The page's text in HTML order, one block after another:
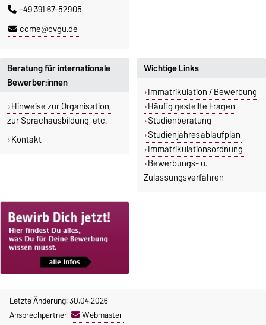
+49 391 67-52905
come@ovgu.de
Wichtige Links
Immatrikulation / Bewerbung
Häufig gestellte Fragen
Studienberatung
Studienjahresablaufplan
Immatrikulationsordnung
Bewerbungs- u.
Zulassungsverfahren
Beratung für internationale
Bewerber:innen
Hinweise zur Organisation,
zur Sprachausbildung, etc.
Kontakt
Letzte Änderung: 30.04.2026
Ansprechpartner:
Webmaster